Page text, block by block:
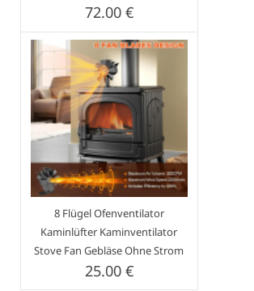
72.00 €
8 Flügel Ofenventilator
Kaminlüfter Kaminventilator
Stove Fan Gebläse Ohne Strom
25.00 €